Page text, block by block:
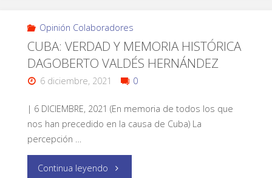
Opinión Colaboradores
CUBA: VERDAD Y MEMORIA HISTÓRICA
DAGOBERTO VALDÉS HERNÁNDEZ
6 diciembre, 2021 0
| 6 DICIEMBRE, 2021 (En memoria de todos los que
nos han precedido en la causa de Cuba) La
percepción …
Continua leyendo